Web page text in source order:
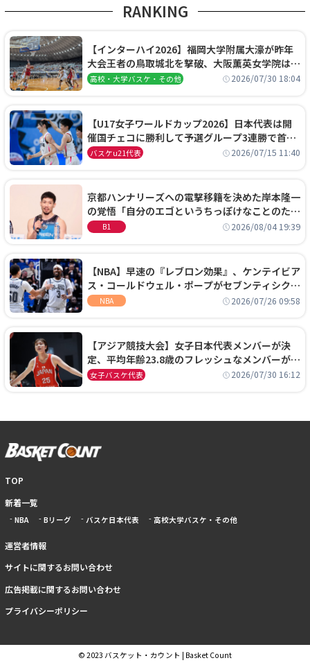
RANKING
【インターハイ2026】福岡大学附属大濠が昨年
大会王者の鳥取城北を撃破、大阪薫英女学院は岐
阜女子に完勝、大会3日目試合結果
高校・大学バスケ・その他 2026/07/30 18:04
【U17女子ワールドカップ2026】日本代表は開
催国チェコに勝利して予選グループ3連勝で首位
通過！準々決勝の相手はエジプトに決定
バスケu21代表 2026/07/15 11:40
京都ハンナリーズへの電撃移籍を決めた岸本隆一
の覚悟「自分のエゴというちっぽけなことのため
に、京都に来たわけではない」
B1 2026/08/04 19:39
【NBA】早速の『レブロン効果』、ケンテイビア
ス・コールドウェル・ポープがセブンティシクサ
ーズに1年契約で加入
NBA 2026/07/26 09:58
【アジア競技大会】女子日本代表メンバーが決
定、平均年齢23.8歳のフレッシュなメンバーが日
本開催の大舞台で頂点を狙う
女子バスケ代表 2026/07/30 16:12
TOP
新着一覧
NBA Bリーグ バスケ日本代表 高校大学バスケ・その他
運営者情報
サイトに関するお問い合わせ
広告掲載に関するお問い合わせ
プライバシーポリシー
© 2023 バスケット・カウント | Basket Count